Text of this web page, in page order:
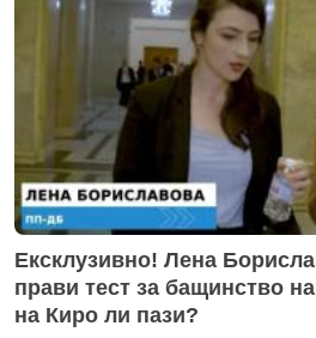
Ексклузивно! Лена
прави тест за бащинство
на Киро ли пази?